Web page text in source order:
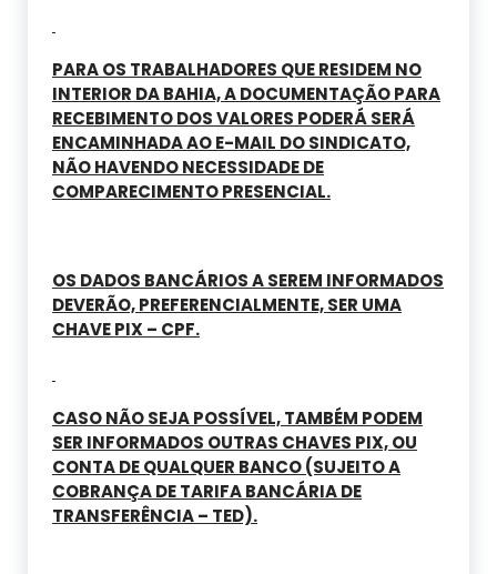
PARA OS TRABALHADORES QUE RESIDEM NO
INTERIOR DA BAHIA, A DOCUMENTAÇÃO PARA
RECEBIMENTO DOS VALORES PODERÁ SERÁ
ENCAMINHADA AO E-MAIL DO SINDICATO,
NÃO HAVENDO NECESSIDADE DE
COMPARECIMENTO PRESENCIAL.
OS DADOS BANCÁRIOS A SEREM INFORMADOS
DEVERÃO, PREFERENCIALMENTE, SER UMA
CHAVE PIX – CPF.
CASO NÃO SEJA POSSÍVEL, TAMBÉM PODEM
SER INFORMADOS OUTRAS CHAVES PIX, OU
CONTA DE QUALQUER BANCO (SUJEITO A
COBRANÇA DE TARIFA BANCÁRIA DE
TRANSFERÊNCIA – TED).